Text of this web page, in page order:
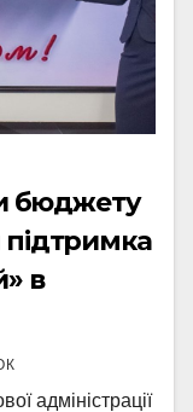
бюджету
в
адміністрації